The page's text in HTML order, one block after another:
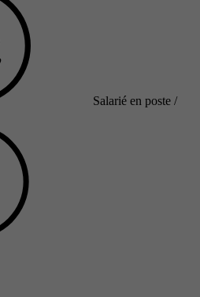
Salarié en poste /